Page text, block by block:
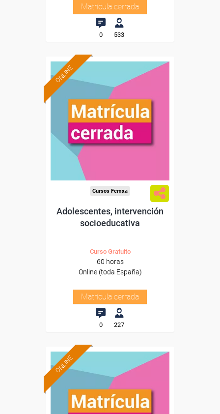
Matrícula cerrada
0 533
ONLINE
Cursos Femxa
Adolescentes, intervención
socioeducativa
Curso Gratuito
60 horas
Online (toda España)
Matrícula cerrada
0 227
ONLINE